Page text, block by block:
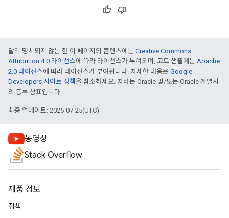
달리 명시되지 않는 한 이 페이지의 콘텐츠에는 Creative Commons
Attribution 4.0 라이선스에 따라 라이선스가 부여되며, 코드 샘플에는 Apache
2.0 라이선스에 따라 라이선스가 부여됩니다. 자세한 내용은 Google
Developers 사이트 정책을 참조하세요. 자바는 Oracle 및/또는 Oracle 계열사
의 등록 상표입니다.
최종 업데이트: 2025-07-25(UTC)
동영상
Stack Overflow
제품 정보
정책